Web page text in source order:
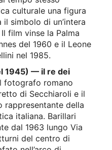
culturale una figura
simbolo di un’intera
film vinse la Palma
del 1960 e il Leone
nel 1985.
1945) — il re dei
romano
di Secchiaroli e il
rappresentante della
italiana. Barillari
dal 1963 lungo Via
del centro di